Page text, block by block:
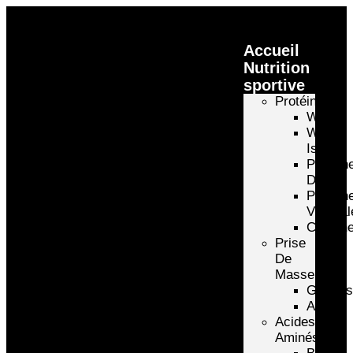
Accueil
Nutrition
sportive
Protéines
Whey
Whey
Isolate
D’oeuf
Prise
De
Masse
Gainers
Autre
Acides
Aminés